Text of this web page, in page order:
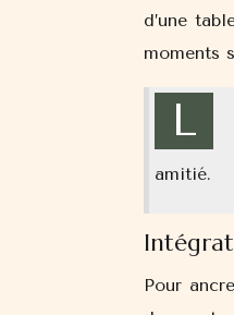
d’une
moments
L
amitié.
Pour